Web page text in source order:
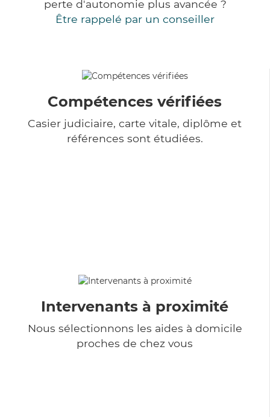
perte d'autonomie plus avancée ?
Être rappelé par un conseiller
Compétences vérifiées
Casier judiciaire, carte vitale, diplôme et
références sont étudiées.
Intervenants à proximité
Nous sélectionnons les aides à domicile
proches de chez vous